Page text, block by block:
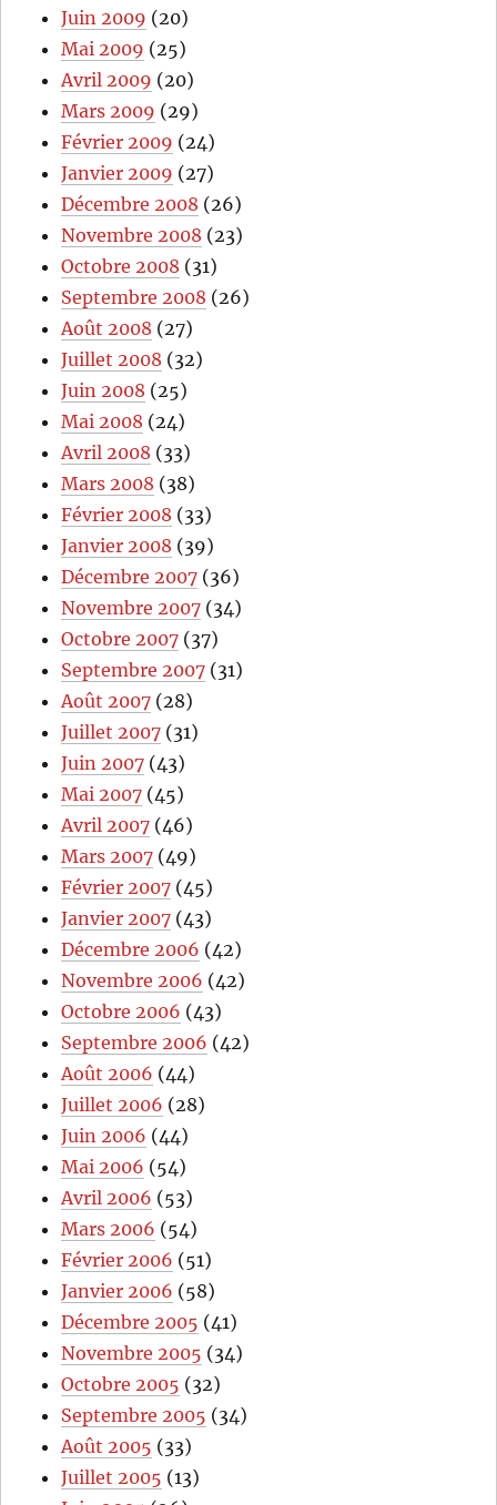
Juin 2009 (20)
Mai 2009 (25)
Avril 2009 (20)
Mars 2009 (29)
Février 2009 (24)
Janvier 2009 (27)
Décembre 2008 (26)
Novembre 2008 (23)
Octobre 2008 (31)
Septembre 2008 (26)
Août 2008 (27)
Juillet 2008 (32)
Juin 2008 (25)
Mai 2008 (24)
Avril 2008 (33)
Mars 2008 (38)
Février 2008 (33)
Janvier 2008 (39)
Décembre 2007 (36)
Novembre 2007 (34)
Octobre 2007 (37)
Septembre 2007 (31)
Août 2007 (28)
Juillet 2007 (31)
Juin 2007 (43)
Mai 2007 (45)
Avril 2007 (46)
Mars 2007 (49)
Février 2007 (45)
Janvier 2007 (43)
Décembre 2006 (42)
Novembre 2006 (42)
Octobre 2006 (43)
Septembre 2006 (42)
Août 2006 (44)
Juillet 2006 (28)
Juin 2006 (44)
Mai 2006 (54)
Avril 2006 (53)
Mars 2006 (54)
Février 2006 (51)
Janvier 2006 (58)
Décembre 2005 (41)
Novembre 2005 (34)
Octobre 2005 (32)
Septembre 2005 (34)
Août 2005 (33)
Juillet 2005 (13)